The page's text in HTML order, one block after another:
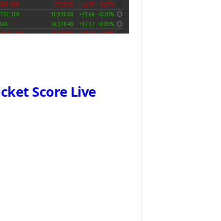
Score Live